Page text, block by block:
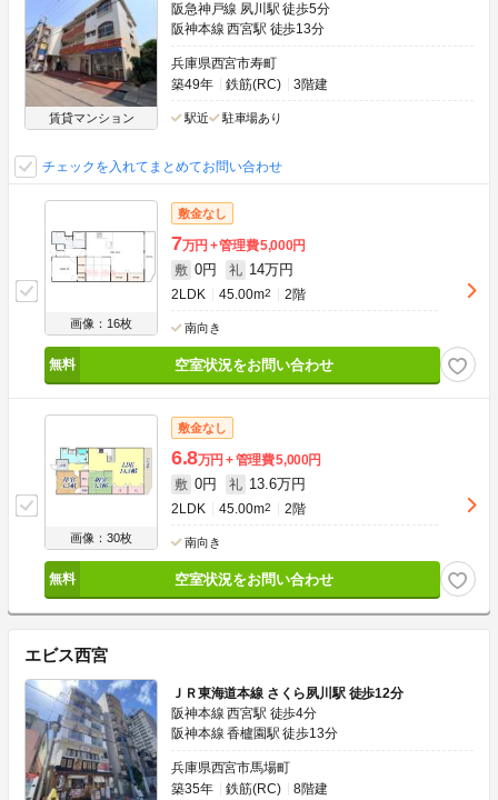
賃貸マンション
阪急神戸線 夙川駅 徒歩5分
阪神本線 西宮駅 徒歩13分
兵庫県西宮市寿町
築49年
鉄筋(RC) 3階建
駅近 駐車場あり
チェックを入れてまとめてお問い合わせ
画像：16枚
敷金なし
7万円 管理費5,000円
敷 0円 礼 14万円
2LDK 45.00m2 2階
南向き
空室状況をお問い合わせ
画像：30枚
敷金なし
6.8万円 管理費5,000円
敷 0円 礼 13.6万円
2LDK 45.00m2 2階
南向き
空室状況をお問い合わせ
エビス西宮
ＪＲ東海道本線 さくら夙川駅 徒歩12分
阪神本線 西宮駅 徒歩4分
阪神本線 香櫨園駅 徒歩13分
兵庫県西宮市馬場町
築35年
鉄筋(RC) 8階建